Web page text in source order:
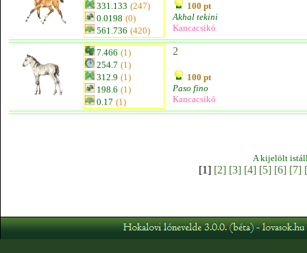
331.133 (247)
0.0198 (0)
561.736 (420)
100 pt
Akhal tekini
Kancacsikó
7.466 (1)
254.7 (1)
312.9 (1)
198.6 (1)
0.17 (1)
2
100 pt
Paso fino
Kancacsikó
A kijelölt
[1] [2] [3] [4] [5] [6] [7]